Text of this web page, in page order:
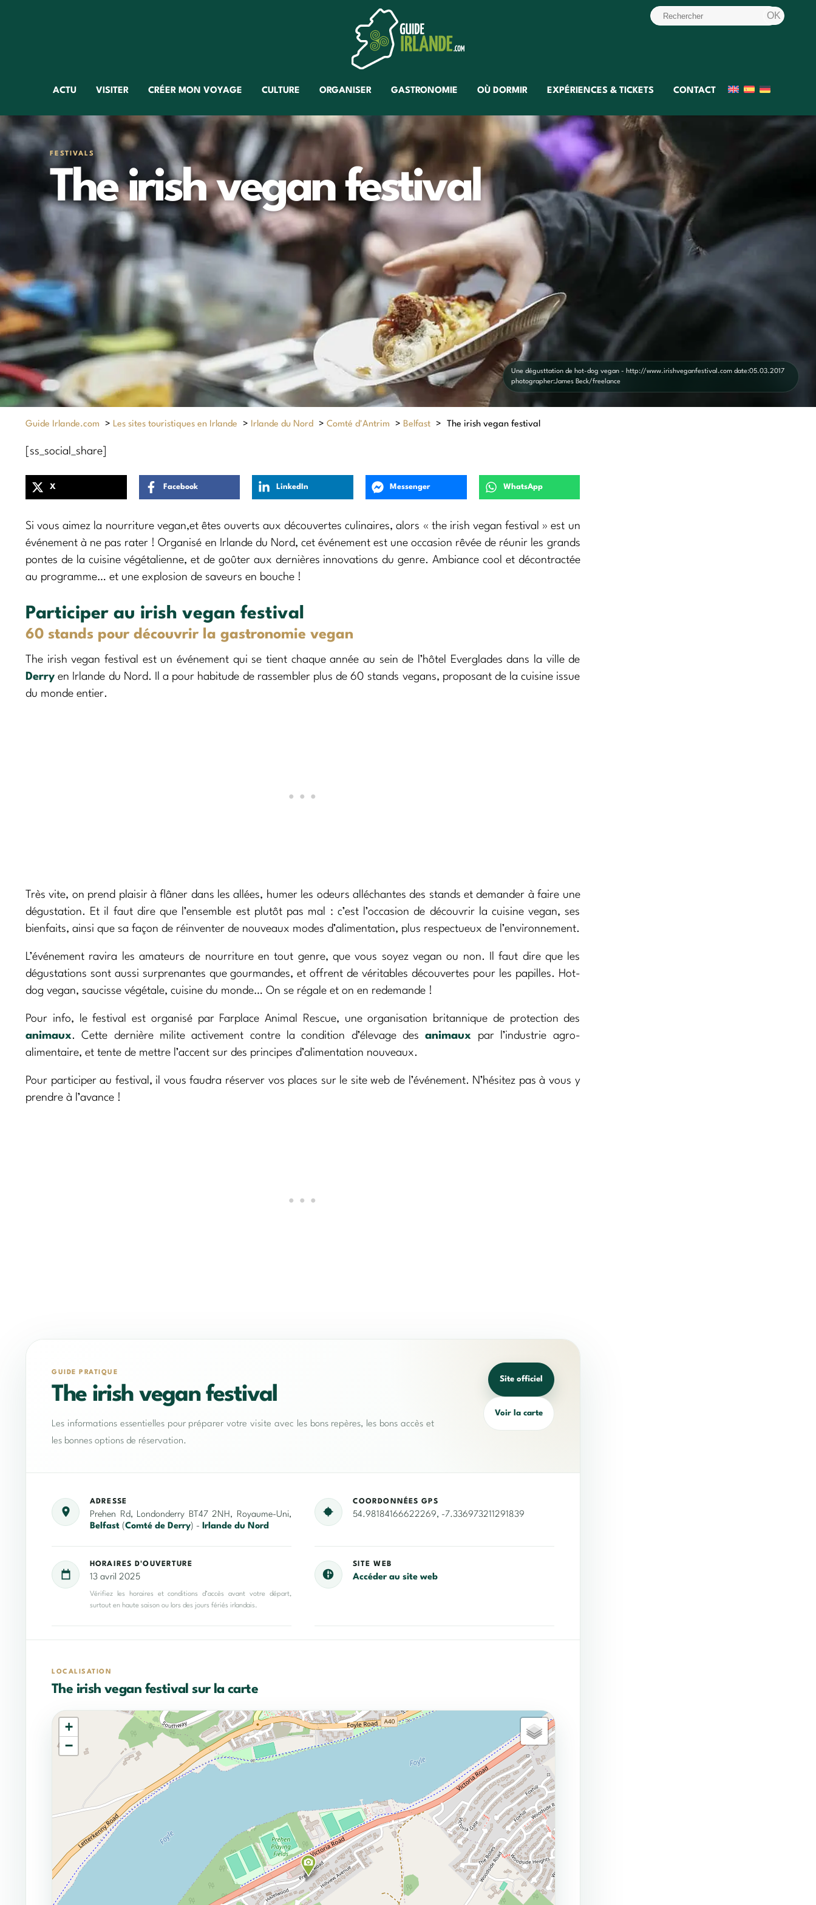
ACTU VISITER CRÉER MON VOYAGE CULTURE ORGANISER GASTRONOMIE OÙ DORMIR EXPÉRIENCES & TICKETS CONTACT
FESTIVALS
The irish vegan festival
Une dégusttation de hot-dog vegan - http://www.irishveganfestival.com date:05.03.2017
photographer:James Beck/freelance
Guide Irlande.com > Les sites touristiques en Irlande > Irlande du Nord > Comté d'Antrim > Belfast > The irish vegan festival
[ss_social_share]
X Facebook LinkedIn Messenger WhatsApp
Si vous aimez la nourriture vegan,et êtes ouverts aux découvertes culinaires, alors « the irish vegan festival » est un
événement à ne pas rater ! Organisé en Irlande du Nord, cet événement est une occasion rêvée de réunir les grands
pontes de la cuisine végétalienne, et de goûter aux dernières innovations du genre. Ambiance cool et décontractée
au programme… et une explosion de saveurs en bouche !
Participer au irish vegan festival
60 stands pour découvrir la gastronomie vegan
The irish vegan festival est un événement qui se tient chaque année au sein de l’hôtel Everglades dans la ville de
Derry en Irlande du Nord. Il a pour habitude de rassembler plus de 60 stands vegans, proposant de la cuisine issue
du monde entier.
Très vite, on prend plaisir à flâner dans les allées, humer les odeurs alléchantes des stands et demander à faire une
dégustation. Et il faut dire que l’ensemble est plutôt pas mal : c’est l’occasion de découvrir la cuisine vegan, ses
bienfaits, ainsi que sa façon de réinventer de nouveaux modes d’alimentation, plus respectueux de l’environnement.
L’événement ravira les amateurs de nourriture en tout genre, que vous soyez vegan ou non. Il faut dire que les
dégustations sont aussi surprenantes que gourmandes, et offrent de véritables découvertes pour les papilles. Hot-
dog vegan, saucisse végétale, cuisine du monde… On se régale et on en redemande !
Pour info, le festival est organisé par Farplace Animal Rescue, une organisation britannique de protection des
animaux. Cette dernière milite activement contre la condition d’élevage desanimaux par l’industrie agro-
alimentaire, et tente de mettre l’accent sur des principes d’alimentation nouveaux.
Pour participer au festival, il vous faudra réserver vos places sur le site web de l’événement. N’hésitez pas à vous y
prendre à l’avance !
GUIDE PRATIQUE
The irish vegan festival
Les informations essentielles pour préparer votre visite avec les bons repères, les bons accès et
les bonnes options de réservation.
Site officiel
Voir la carte
ADRESSE
Prehen Rd, Londonderry BT47 2NH, Royaume-Uni,
Belfast (Comté de Derry) - Irlande du Nord
COORDONNÉES GPS
54.98184166622269, -7.336973211291839
HORAIRES D'OUVERTURE
13 avril 2025
Vérifiez les horaires et conditions d’accès avant votre départ,
surtout en haute saison ou lors des jours fériés irlandais.
SITE WEB
Accéder au site web
LOCALISATION
The irish vegan festival sur la carte
+
−